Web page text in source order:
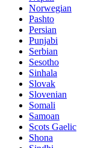
Norwegian
Pashto
Persian
Punjabi
Serbian
Sesotho
Sinhala
Slovak
Slovenian
Somali
Samoan
Scots Gaelic
Shona